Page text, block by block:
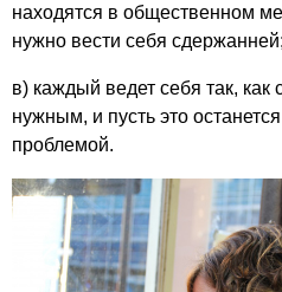
находятся в общественном
нужно вести себя сдержанней;
в) каждый ведет себя так, как
нужным, и пусть это
проблемой.